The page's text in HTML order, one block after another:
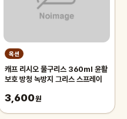
옥션
캐프 리시오 물구리스 360ml 윤활
보호 방청 녹방지 그리스 스프레이
3,600원